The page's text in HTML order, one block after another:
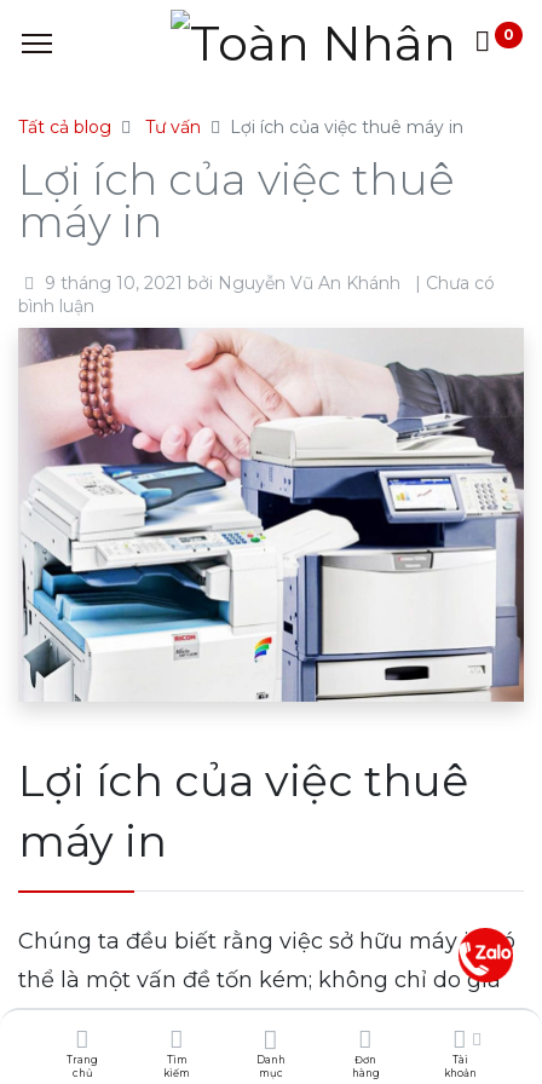
Trang
chủ
Tìm
kiếm
Danh
mục
Đơn
hàng
Tài
khoản
0
Tất cả blog Tư vấn Lợi ích của việc thuê máy in
Lợi ích của việc thuê
máy in
9 tháng 10, 2021 bởi Nguyễn Vũ An Khánh
| Chưa có
bình luận
Lợi ích của việc thuê
máy in
Chúng ta đều biết rằng việc sở hữu máy in có
thể là một vấn đề tốn kém; không chỉ do giá
ban đầu mà còn do số tiền phải trả để chạy và
bảo trì máy. Lý do đơn giản để thuê một thiết